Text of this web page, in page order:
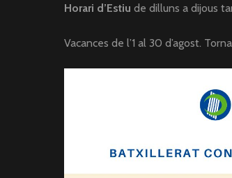
Horari d’Estiu de dilluns a dijous
Vacances de l’1 al 30 d’agost.